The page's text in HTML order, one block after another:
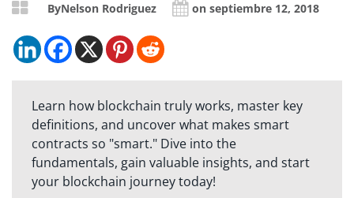
ByNelson Rodriguez on septiembre 12, 2018
Learn how blockchain truly works, master key
definitions, and uncover what makes smart
contracts so "smart." Dive into the
fundamentals, gain valuable insights, and start
your blockchain journey today!